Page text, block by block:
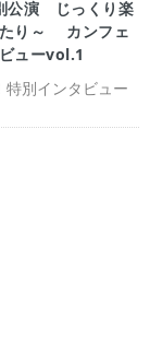
特別インタビュー
公演 じっくり楽
たり～ カンフェ
ューvol.1